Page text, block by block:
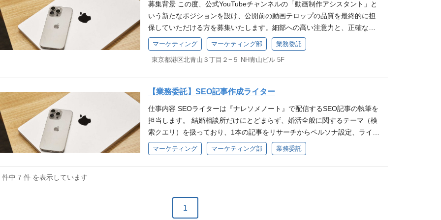
ティブの制作 ┗X（旧Twitter）、Instagram、TikTok等の各種SNS用画像
の制作 ┗チャンネルアートやアイコン等のデザイン ブランドガイドライ
ンの策定・運用 ┗チャンネルのトーン＆マナー（世界観）の統一と、デ
ザインアセットの管理 ポジションの魅力 自分のデザインの「結果」が数字
おいて、ロジックに基づいたデザインが正しく機能したかを明確に判断し
スキルアップを図れます デザイン領域の広さ サムネイルに留まらず、動画
域」を丸ごとリードできます。 マーケティング視点を持った「売れるデザ
イナー」への成長 単に「綺麗」「おしゃれ」なデザインだけでなく、視聴
者心理を突いた「人を動かすデザイン」のプロフェッショナルとして市場
価値を高められます。
なチェックと修正 結婚相談所としてのブランドイメージに合わせた表現ト
ーン（言葉遣いや演出のニュアンス）の調整・統一 概要欄の制作、各種リ
ンクの確認 動画アップロード、予約投稿の管理 公開前動画コンテンツ全体
の品質チェック（音声、映像の乱れ、、BGMの音量バランス等） 制作チー
ムへのフィードバック・ディレクション 外部・内部の動画編集者に対し、
具体的な修正指示や改善提案の伝達 編集者のスキル向上に繋がるポジティ
ブかつ的確なフィードバック 品質基準（レギュレーション）の策定・運用
新規YouTubeチャンネル立ち上げに伴う、コンテンツ品質基準（編集ルー
チーム内への周知・徹底 ポジションの魅力 「ヒット動画」を生み出す一連
のプロセスに深く関わることができる どれだけ魅力的な動画も、クオリ
ティが低ければ視聴者は離脱してしまいます。あなたのチェックと改善提
案を経て、動画が正しく見てほしい人に見られるように磨き上げられ、数
それは視聴者の人生を劇的に変えるきっかけであり、あなたの品質管理に
よって伝えたいメッセージに信頼性を生み、一歩を踏み出せずにいる視聴
募集背景 この度、公式YouTubeチャンネルの「動画制作アシスタント」と
いう新たなポジションを設け、公開前の動画テロップの品質を最終的に担
保していただける方を募集いたします。細部への高い注意力と、正確な日
本語表現の知識を持つ方にジョインしていただくことで、ナレソメ公式Yo
uTubeチャンネルが、常に高品質で信頼性の高いコンテンツを提供し続け
られるよう、共にブランドを築いていきたいと考えています。 業務内容 公
ネルのブランドイメージに合わせた表現トーンの調整と統一 新規YouTube
チャンネルのコンテンツ品質基準の策定と運用 制作チームへの具体的な修
正指示、改善提案およびフィードバック 公開前の動画コンテンツの最終品
質チェック ポジションの魅力 新規チャンネル立ち上げ期のため、品質基準
づくりから関われる 動画・編集・ブランディングの三領域を横断してスキ
ルアップできる 公開直前の品質を担う「ブランドの最後の砦」として活躍
できる 提案が即反映されるスピード感と裁量のある環境
マーケティング マーケティング部 業務委託
東京都港区北青山３丁目２−５ NH青山ビル 5F
【業務委託】SEO記事作成ライター
仕事内容 SEOライターは『ナレソメノート』で配信するSEO記事の執筆を
担当します。 結婚相談所だけにとどまらず、婚活全般に関するテーマ（検
索クエリ）を扱っており、1本の記事をリサーチからペルソナ設定、ライテ
ィングと段階を踏んで丁寧に制作しています。 SEOライターには、リサー
チからライティングまでを担当していただきます。 【主な業務】 1, SEO
記事の執筆 2, 検索クエリのニーズ調査 ┗他社記事などを参照して、検索
マーケティング マーケティング部 業務委託
件中 7 件 を表示しています
1